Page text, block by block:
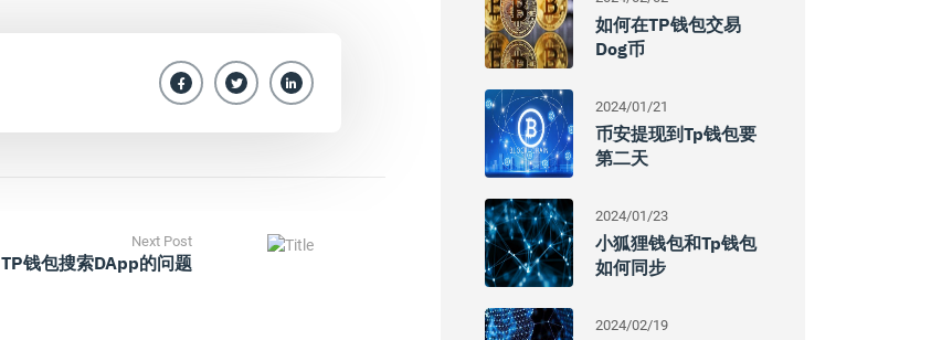
Next Post
TP钱包搜索DApp的问题
如何在TP钱包交易
Dog币
2024/01/21
币安提现到tp钱包要
第二天
2024/01/23
小狐狸钱包和tp钱包
如何同步
2024/02/19